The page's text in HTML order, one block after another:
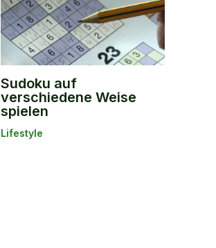
Sudoku auf
verschiedene Weise
spielen
Lifestyle